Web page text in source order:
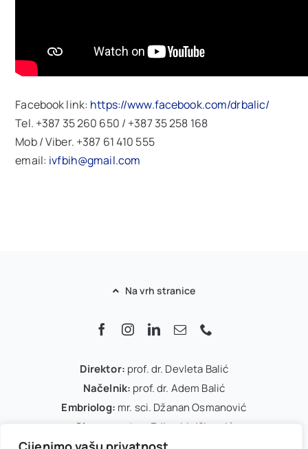
Facebook link: https://www.facebook.com/drbalic/
Tel. +387 35 260 650 / +387 35 258 168
Mob / Viber. +387 61 410 555
email: ivfbih@gmail.com
Na vrh stranice
Direktor: prof. dr. Devleta Balić
Načelnik: prof. dr. Adem Balić
Embriolog: mr. sci. Džanan Osmanović
Glavna sestra:
Edina Mujčinović
IVF koordinator:Arnela Dedić